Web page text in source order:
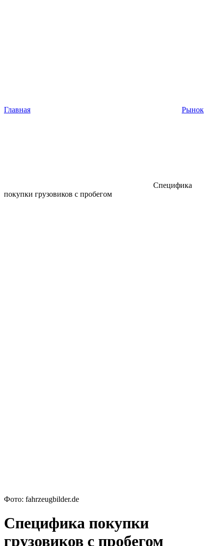
Главная Рынок
Специфика
покупки грузовиков с пробегом
Фото: fahrzeugbilder.de
Специфика покупки
грузовиков с пробегом